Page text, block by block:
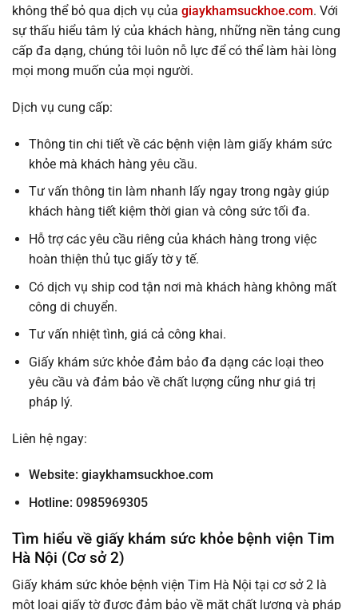
không thể bỏ qua dịch vụ của giaykhamsuckhoe.com. Với
sự thấu hiểu tâm lý của khách hàng, những nền tảng cung
cấp đa dạng, chúng tôi luôn nỗ lực để có thể làm hài lòng
mọi mong muốn của mọi người.
Dịch vụ cung cấp:
Thông tin chi tiết về các bệnh viện làm giấy khám sức
khỏe mà khách hàng yêu cầu.
Tư vấn thông tin làm nhanh lấy ngay trong ngày giúp
khách hàng tiết kiệm thời gian và công sức tối đa.
Hỗ trợ các yêu cầu riêng của khách hàng trong việc
hoàn thiện thủ tục giấy tờ y tế.
Có dịch vụ ship cod tận nơi mà khách hàng không mất
công di chuyển.
Tư vấn nhiệt tình, giá cả công khai.
Giấy khám sức khỏe đảm bảo đa dạng các loại theo
yêu cầu và đảm bảo về chất lượng cũng như giá trị
pháp lý.
Liên hệ ngay:
Website: giaykhamsuckhoe.com
Hotline: 0985969305
Tìm hiểu về giấy khám sức khỏe bệnh viện Tim
Hà Nội (Cơ sở 2)
Giấy khám sức khỏe bệnh viện Tim Hà Nội tại cơ sở 2 là
một loại giấy tờ được đảm bảo về mặt chất lượng và pháp